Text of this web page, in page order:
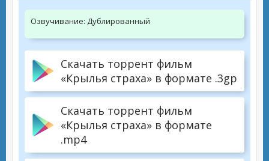
Озвучивание: Дублированный
Скачать торрент фильм
«Крылья страха» в формате .3gp
Скачать торрент фильм
«Крылья страха» в формате
.mp4